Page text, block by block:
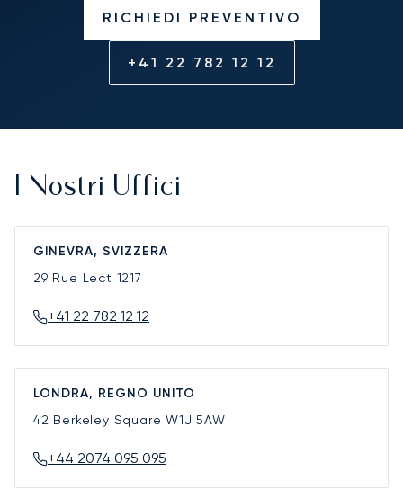
RICHIEDI PREVENTIVO
+41 22 782 12 12
I Nostri Uffici
GINEVRA, SVIZZERA
29 Rue Lect 1217
+41 22 782 12 12
LONDRA, REGNO UNITO
42 Berkeley SquareW1J 5AW
+44 2074 095 095